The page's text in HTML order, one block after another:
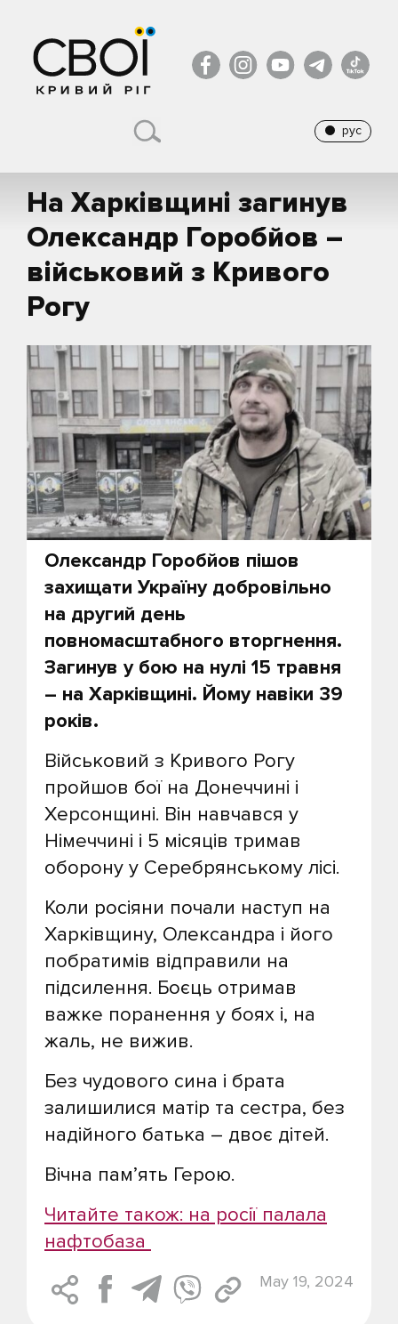
рус
На Харківщині загинув
Олександр Горобйов –
військовий з Кривого
Рогу
Олександр Горобйов пішов
захищати Україну добровільно
на другий день
повномасштабного вторгнення.
Загинув у бою на нулі 15 травня
– на Харківщині. Йому навіки 39
років.
Військовий з Кривого Рогу
пройшов бої на Донеччині і
Херсонщині. Він навчався у
Німеччині і 5 місяців тримав
оборону у Серебрянському лісі.
Коли росіяни почали наступ на
Харківщину, Олександра і його
побратимів відправили на
підсилення. Боєць отримав
важке поранення у боях і, на
жаль, не вижив.
Без чудового сина і брата
залишилися матір та сестра, без
надійного батька – двоє дітей.
Вічна пам’ять Герою.
Читайте також: на росії палала
нафтобаза
May 19, 2024